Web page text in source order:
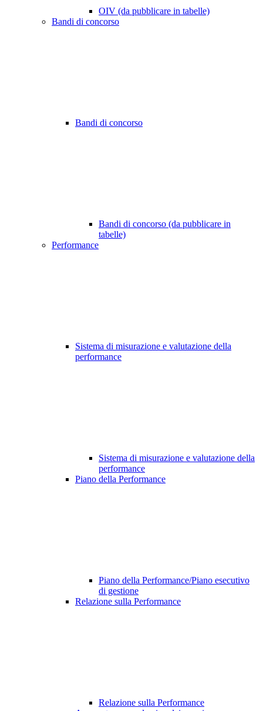
OIV (da pubblicare in tabelle)
Bandi di concorso
Bandi di concorso
Bandi di concorso (da pubblicare in
tabelle)
Performance
Sistema di misurazione e valutazione della
performance
Sistema di misurazione e valutazione della
performance
Piano della Performance
Piano della Performance/Piano esecutivo
di gestione
Relazione sulla Performance
Relazione sulla Performance